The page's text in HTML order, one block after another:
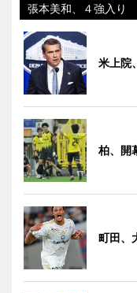
張本美和、４強入り
米上院
柏、開
町田、